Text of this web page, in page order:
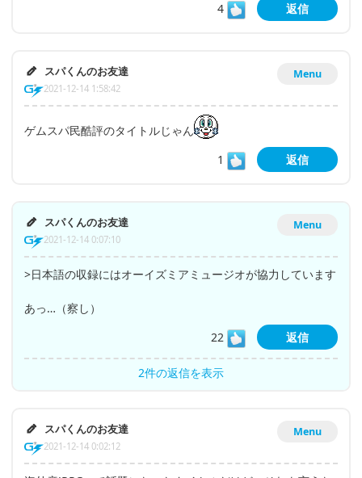
4
返信
Menu
スパくんのお友達
2021-12-14 1:58:42
ゲムスパ民酷評のタイトルじゃん
1
返信
Menu
スパくんのお友達
2021-12-14 0:07:10
>日本語の収録にはオーイズミアミュージオが協力しています
あっ…（察し）
22
返信
2件の返信を表示
Menu
スパくんのお友達
2021-12-14 0:02:12